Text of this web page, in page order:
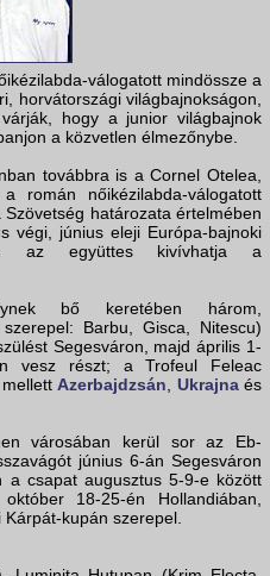
válogatott mindössze a
horvátországi világbajnokságon,
hogy a junior világbajnok
a közvetlen élmezőnybe.
továbbra is a Cornel Otelea,
román nőikézilabda-válogatott
határozata értelmében
végi, június eleji Európa-bajnoki
az együttes kivívhatja a
bő keretében három,
Barbu, Gisca, Nitescu)
Segesváron, majd április 1-
vesz részt; a Trofeul Feleac
mellettAzerbajdzsán, Ukrajnaés
városában kerül sor az Eb-
június 6-án Segesváron
a csapat augusztus 5-9-e között
18-25-én Hollandiában,
kupán szerepel.